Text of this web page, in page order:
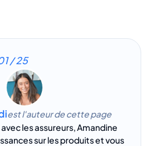
/ 25
est l'auteur de cette page
les assureurs, Amandine
sur les produits et vous